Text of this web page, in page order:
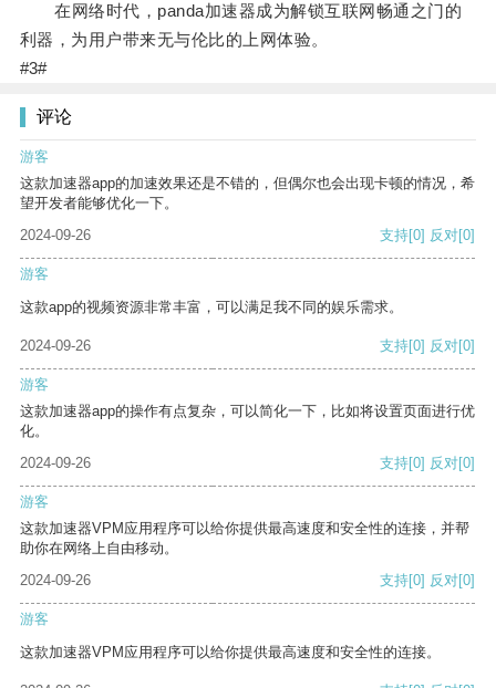
在网络时代，panda加速器成为解锁互联网畅通之门的
利器，为用户带来无与伦比的上网体验。
#3#
评论
游客
这款加速器app的加速效果还是不错的，但偶尔也会出现卡顿的情况，希
望开发者能够优化一下。
2024-09-26
支持[0] 反对[0]
游客
这款app的视频资源非常丰富，可以满足我不同的娱乐需求。
2024-09-26 支持[0] 反对[0]
游客
这款加速器app的操作有点复杂，可以简化一下，比如将设置页面进行优
化。
2024-09-26
支持[0] 反对[0]
游客
这款加速器VPM应用程序可以给你提供最高速度和安全性的连接，并帮
助你在网络上自由移动。
2024-09-26
支持[0] 反对[0]
游客
这款加速器VPM应用程序可以给你提供最高速度和安全性的连接。